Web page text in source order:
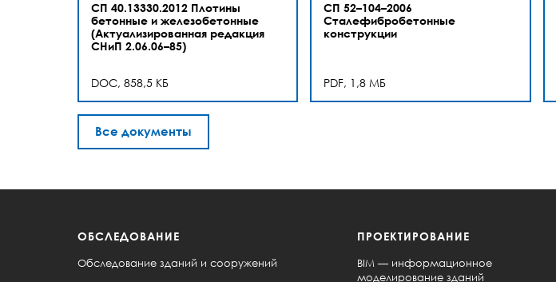
СП 40.13330.2012 Плотины
бетонные и железобетонные
(Актуализированная редакция
СНиП 2.06.06–85)
DOC, 858,5 КБ
СП 52–104–2006
Сталефибробетонные
конструкции
PDF, 1,8 МБ
Все документы
ОБСЛЕДОВАНИЕ
Обследование зданий и сооружений
ПРОЕКТИРОВАНИЕ
BIM — информационное
моделирование зданий